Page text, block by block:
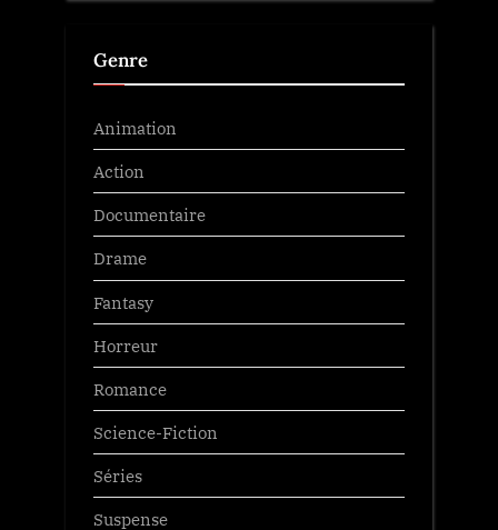
Genre
Animation
Action
Documentaire
Drame
Fantasy
Horreur
Romance
Science-Fiction
Séries
Suspense